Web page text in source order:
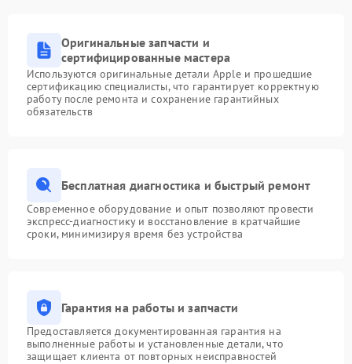
Оригинальные запчасти и
сертифицированные мастера
Используются оригинальные детали Apple и прошедшие
сертификацию специалисты, что гарантирует корректную
работу после ремонта и сохранение гарантийных
обязательств
Бесплатная диагностика и быстрый ремонт
Современное оборудование и опыт позволяют провести
экспресс-диагностику и восстановление в кратчайшие
сроки, минимизируя время без устройства
Гарантия на работы и запчасти
Предоставляется документированная гарантия на
выполненные работы и установленные детали, что
защищает клиента от повторных неисправностей